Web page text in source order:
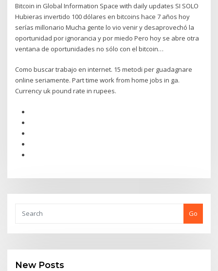
Bitcoin in Global Information Space with daily updates SI SOLO
Hubieras invertido 100 dólares en bitcoins hace 7 años hoy
serías millonario Mucha gente lo vio venir y desaprovechó la
oportunidad por ignorancia y por miedo Pero hoy se abre otra
ventana de oportunidades no sólo con el bitcoin…
Como buscar trabajo en internet. 15 metodi per guadagnare
online seriamente. Part time work from home jobs in ga.
Currency uk pound rate in rupees.
Go
New Posts